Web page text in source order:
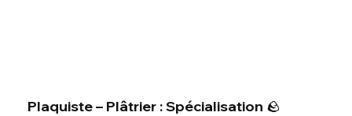
Plaquiste – Plâtrier : Spécialisation 🪨